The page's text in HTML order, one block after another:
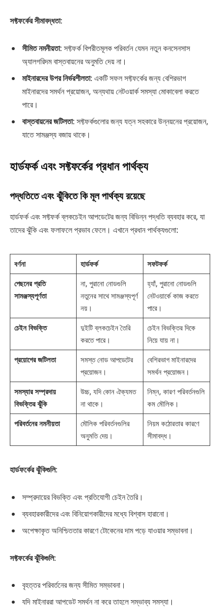
সফ্টফর্কের সীমাবদ্ধতা:
সীমিত নমনীয়তা: সফ্টফর্ক বিপরীতমূলক পরিবর্তন যেমন নতুন কনসেনসাস
অ্যালগরিদম বাস্তবায়নের অনুমতি দেয় না।
মাইনারদের উপর নির্ভরশীলতা: একটি সফল সফ্টফর্কের জন্য বেশিরভাগ
মাইনারদের সমর্থন প্রয়োজন, অন্যথায় নেটওয়ার্ক সমস্যা মোকাবেলা করতে
পারে।
বাস্তবায়নের জটিলতা: সফ্টফর্কগুলোর জন্য যত্ন সহকারে উন্নয়নের প্রয়োজন,
যাতে সামঞ্জস্য বজায় থাকে।
হার্ডফর্ক এবং সফ্টফর্কের প্রধান পার্থক্য
পদ্ধতিতে এবং ঝুঁকিতে কি মূল পার্থক্য রয়েছে
হার্ডফর্ক এবং সফ্টফর্ক ব্লকচেইন আপডেটের জন্য বিভিন্ন পদ্ধতি ব্যবহার করে, যা
তাদের ঝুঁকি এবং ফলাফলে প্রভাব ফেলে। এখানে প্রধান পার্থক্যগুলো:
বর্ণনা হার্ডফর্ক
সফটফর্ক
পেছনের প্রতি
সামঞ্জস্যপূর্ণতা
না, পুরানো নোডগুলি
নতুনের সাথে সামঞ্জস্যপূর্ণ
নয়।
হ্যাঁ, পুরানো নোডগুলি
নেটওয়ার্কে কাজ করতে
পারে।
চেইন বিভক্তি
দুইটি ব্লকচেইন তৈরি
করতে পারে।
চেইন বিভক্তির দিকে
নিয়ে যায় না।
প্রয়োগের জটিলতা
সমস্ত নোড আপডেটের
প্রয়োজন।
বেশিরভাগ মাইনারদের
সমর্থন প্রয়োজন।
সমস্যার সম্প্রদায়
বিভক্তির ঝুঁকি
উচ্চ, যদি কোন ঐক্যমত
না থাকে।
নিম্ন, কারণ পরিবর্তনগুলি
কম মৌলিক।
পরিবর্তনের নমনীয়তা
মৌলিক পরিবর্তনগুলির
অনুমতি দেয়।
নিয়ম কঠোরতার কারণে
সীমাবদ্ধ।
হার্ডফর্কের ঝুঁকিগুলি:
সম্প্রদায়ের বিভক্তি এবং প্রতিযোগী চেইন তৈরি।
ব্যবহারকারীদের এবং বিনিয়োগকারীদের মধ্যে বিশ্বাস হারানো।
অপেক্ষাকৃত অনিশ্চিততার কারণে টোকেনের দাম পড়ে যাওয়ার সম্ভাবনা।
সফ্টফর্কের ঝুঁকিগুলি:
বৃহত্তর পরিবর্তনের জন্য সীমিত সম্ভাবনা।
যদি মাইনাররা আপডেট সমর্থন না করে তাহলে সম্ভাব্য সমস্যা।